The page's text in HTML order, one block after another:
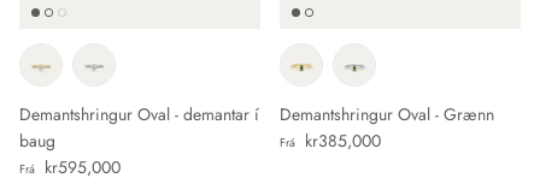
Demantshringur Oval - demantar í
baug
Verð
Frá kr595,000
Demantshringur Oval - Grænn
Verð
Frá kr385,000